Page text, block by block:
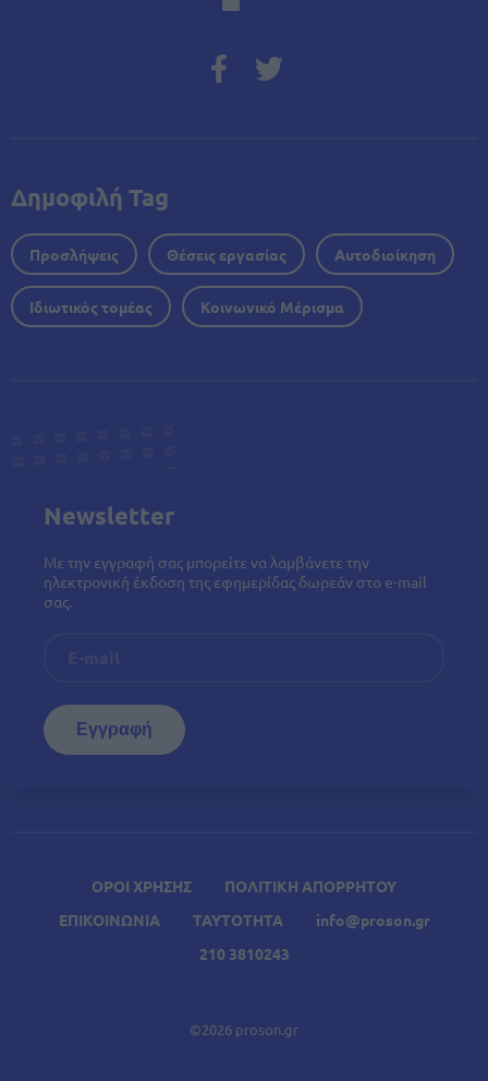
ΟΡΟΙ ΧΡΗΣΗΣ
ΠΟΛΙΤΙΚΗ ΑΠΟΡΡΗΤΟΥ
ΕΠΙΚΟΙΝΩΝΙΑ
ΤΑΥΤΟΤΗΤΑ
info@proson.gr
210 3810243
©2026 proson.gr
Δημοφιλή Tag
Προσλήψεις Θέσεις εργασίας Αυτοδιοίκηση
Ιδιωτικός τομέας Κοινωνικό Μέρισμα
Newsletter
Με την εγγραφή σας μπορείτε να λαμβάνετε την
ηλεκτρονική έκδοση της εφημερίδας δωρεάν στο e-mail
σας.